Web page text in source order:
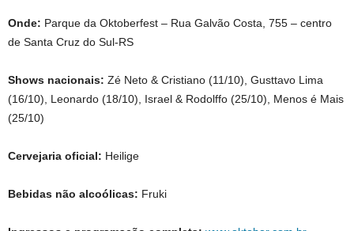
Onde: Parque da Oktoberfest – Rua Galvão Costa, 755 – centro
de Santa Cruz do Sul-RS
Shows nacionais: Zé Neto & Cristiano (11/10), Gusttavo Lima
(16/10), Leonardo (18/10), Israel & Rodolffo (25/10), Menos é Mais
(25/10)
Cervejaria oficial: Heilige
Bebidas não alcoólicas: Fruki